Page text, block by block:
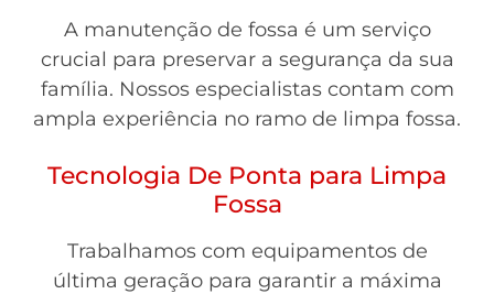
A manutenção de fossa é um serviço
crucial para preservar a segurança da sua
família. Nossos especialistas contam com
ampla experiência no ramo de limpa fossa.
Tecnologia De Ponta para Limpa
Fossa
Trabalhamos com equipamentos de
última geração para garantir a máxima